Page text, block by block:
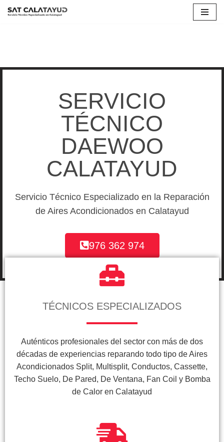
SERVICIO
TÉCNICO
DAEWOO
CALATAYUD
Servicio Técnico Especializado en la Reparación
de Aires Acondicionados en Calatayud
976 362 974
TÉCNICOS ESPECIALIZADOS
Auténticos profesionales del sector con más de dos
décadas de experiencias reparando todo tipo de Aires
Acondicionados Split, Multisplit, Conductos, Cassette,
Techo Suelo, De Pared, De Ventana, Fan Coil y Bomba
de Calor en Calatayud